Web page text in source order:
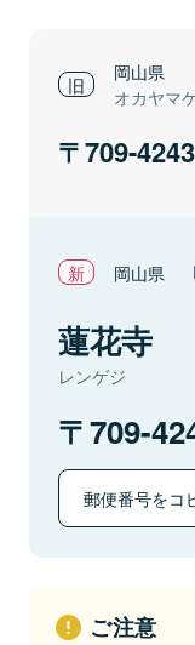
岡山県
オカヤマ
709-4243
岡山県
蓮花寺
レンゲジ
709-
郵便番号をコ
ご注意